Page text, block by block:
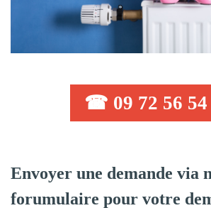
☎ 09 72 56 54
Envoyer une demande via
forumulaire pour votre